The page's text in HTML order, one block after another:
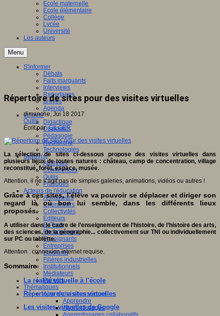
Ecole maternelle
Ecole élémentaire
Collège
Lycée
Université
Les auteurs
Menu
S'informer
Débats
Faits marquants
Interviews
Reportages
Brèves
Agenda
Innover
Didactique
Dispositifs
Pédagogie
Recherche
Technologies
Savoir(s)
Analyses
Conférences
Outils
Pratiques
Acteurs de l'éducation
Animateurs
Chercheurs
Collectivités
Editeurs
EdTech
Encadrement
Enseignants
Entreprises
Etudiants
Filières industrielles
Institutionnels
Médiateurs
Parents
Thématiques
Apprendre et enseigner
Apprendre
Apprentissages
Apprentissages collaboratifs
Répertoire de sites pour des visites virtuelles
dimanche, Jui 18 2017
Outils
Écrit parGILGER
La sélection de sites ci-dessous propose des visites virtuelles dans
plusieurs lieux de toutes natures : château, camp de concentration, village
reconstitué, forêt, espace, musée.
Attention, il ne s’agit pas de simples galeries, animations, vidéos ou autres !
Grâce à ces sites, l’élève va pouvoir se déplacer et diriger son
regard là où bon lui semble, dans les différents lieux
proposés.
A utiliser dans le cadre de l’enseignement de l’histoire, de l’histoire des arts,
des sciences, de la géographie... collectivement sur TNI ou individuellement
sur PC ou tablette.
Attention : connexion internet requise.
Sommaire
La réalité virtuelle à l’école
Répertoire de visites virtuelles
Les visites virtuelles de Google